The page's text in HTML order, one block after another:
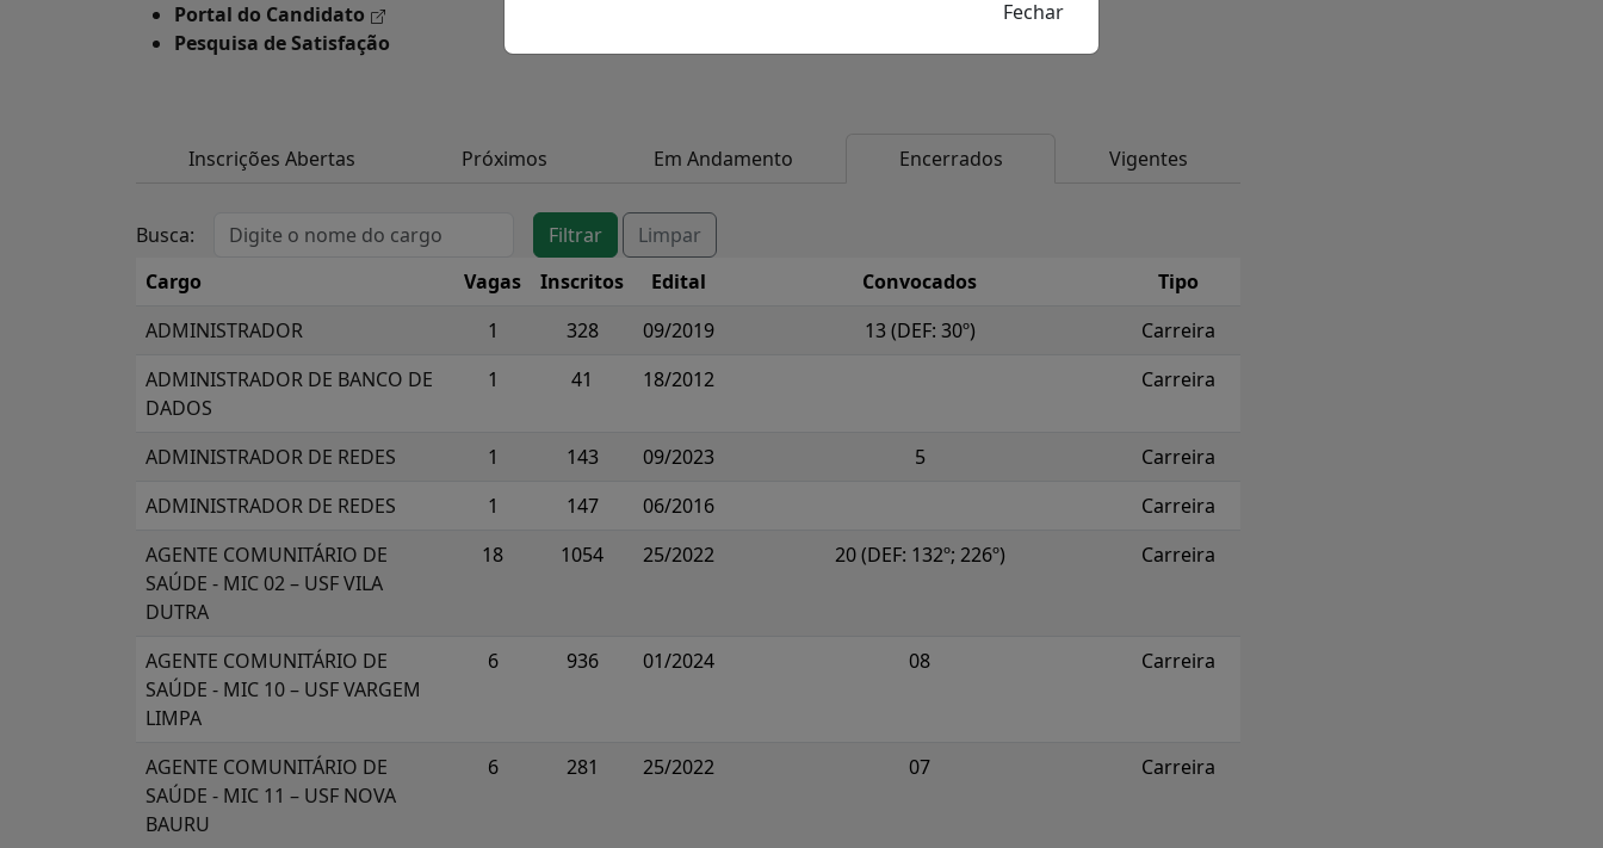
Portal do Candidato
Pesquisa de Satisfação
Inscrições Abertas Próximos Em Andamento Encerrados Vigentes
Busca:
Cargo Vagas Inscritos Edital Convocados
Tipo
ADMINISTRADOR
1 328 09/2019 13 (DEF: 30º)
Carreira
ADMINISTRADOR DE BANCO DE
DADOS
1 41 18/2012 Carreira
ADMINISTRADOR DE REDES 1 143 09/2023 5
Carreira
ADMINISTRADOR DE REDES
1 147 06/2016
Carreira
AGENTE COMUNITÁRIO DE
SAÚDE - MIC 02 – USF VILA
DUTRA
18 1054 25/2022 20 (DEF: 132º; 226º) Carreira
AGENTE COMUNITÁRIO DE
SAÚDE - MIC 10 – USF VARGEM
LIMPA
6 936 01/2024 08 Carreira
AGENTE COMUNITÁRIO DE
SAÚDE - MIC 11 – USF NOVA
BAURU
6 281 25/2022 07 Carreira